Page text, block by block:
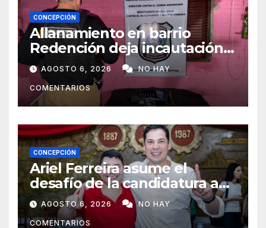
CONCEPCIÓN
Allanamiento en barrio
Redención deja incautación
de presunta cocaína tipo
crack en Concepción
AGOSTO 6, 2026 NO HAY
COMENTARIOS
CONCEPCIÓN
Ariel Ferreira asume el
desafío de la candidatura a
concejal tras la renuncia de
Lourdes Carduz
AGOSTO 6, 2026 NO HAY
COMENTARIOS